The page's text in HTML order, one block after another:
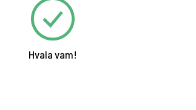
Hvala vam!